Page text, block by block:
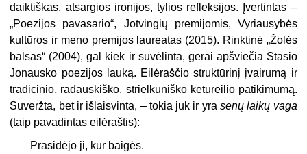
daiktiškas, atsargios ironijos, tylios refleksijos. Įvertintas –
„Poezijos pavasario“, Jotvingių premijomis, Vyriausybės
kultūros ir meno premijos laureatas (2015). Rinktinė „Žolės
balsas“ (2004), gal kiek ir suvėlinta, gerai apšviečia Stasio
Jonausko poezijos lauką. Eilėraščio struktūrinį įvairumą ir
tradicinio, radauskiško, strielkūniško ketureilio patikimumą.
Suveržta, bet ir išlaisvinta, – tokia juk ir yra senų laikų vaga
(taip pavadintas eilėraštis):
Prasidėjo ji, kur baigės.